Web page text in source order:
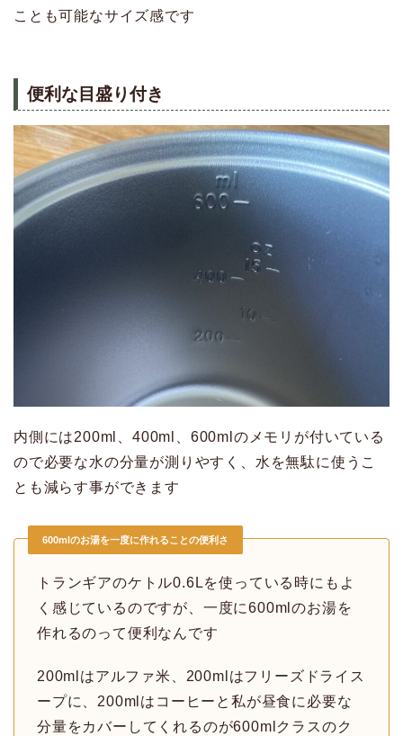
ことも可能なサイズ感です
便利な目盛り付き
内側には200ml、400ml、600mlのメモリが付いている
ので必要な水の分量が測りやすく、水を無駄に使うこ
とも減らす事ができます
600mlのお湯を一度に作れることの便利さ
トランギアのケトル0.6Lを使っている時にもよ
く感じているのですが、一度に600mlのお湯を
作れるのって便利なんです
200mlはアルファ米、200mlはフリーズドライス
ープに、200mlはコーヒーと私が昼食に必要な
分量をカバーしてくれるのが600mlクラスのク